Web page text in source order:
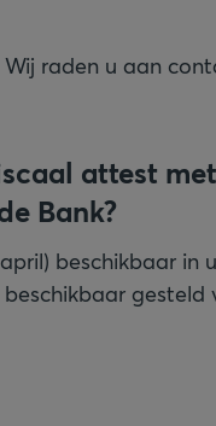
raden u aan
attest
Bank?
beschikbaar in
gesteld